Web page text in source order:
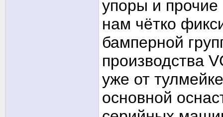
упоры и
нам чётко
бамперной
производства
уже от
основной